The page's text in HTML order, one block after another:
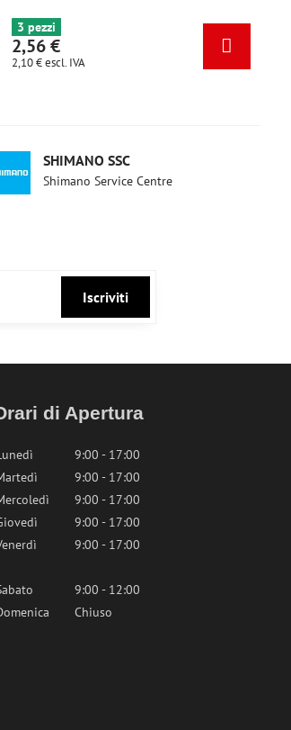
IVA
3 pezzi
2,56 €
SHIMANO SSC
Shimano Service Centre
Iscriviti
di Apertura
9:00 - 17:00
9:00 - 17:00
9:00 - 17:00
9:00 - 17:00
9:00 - 17:00
9:00 - 12:00
Chiuso